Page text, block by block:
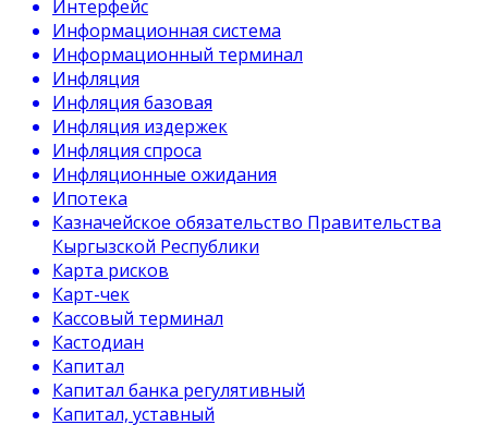
Интерфейс
Информационная система
Информационный терминал
Инфляция
Инфляция базовая
Инфляция издержек
Инфляция спроса
Инфляционные ожидания
Ипотека
Казначейское обязательство Правительства
Кыргызской Республики
Карта рисков
Карт-чек
Кассовый терминал
Кастодиан
Капитал
Капитал банка регулятивный
Капитал, уставный